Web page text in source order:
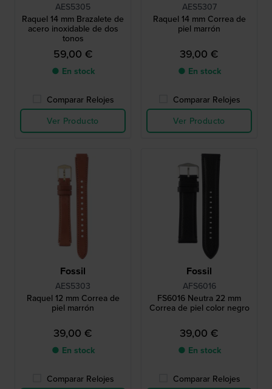
AES5305
Raquel 14 mm Brazalete de
acero inoxidable de dos
tonos
59,00 €
● En stock
Comparar Relojes
Ver Producto
AES5307
Raquel 14 mm Correa de
piel marrón
39,00 €
● En stock
Comparar Relojes
Ver Producto
Fossil
AES5303
Raquel 12 mm Correa de
piel marrón
39,00 €
● En stock
Comparar Relojes
Fossil
AFS6016
FS6016 Neutra 22 mm
Correa de piel color negro
39,00 €
● En stock
Comparar Relojes